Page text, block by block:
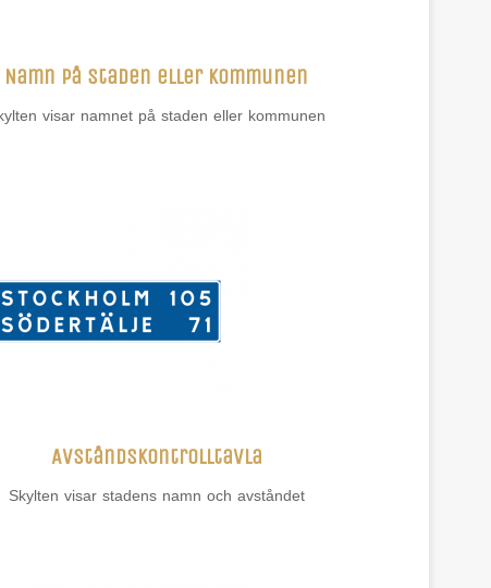
Namn på staden eller kommunen
visar namnet på staden eller kommunen
Avståndskontrolltavla
Skylten visar stadens namn och avståndet